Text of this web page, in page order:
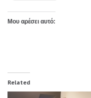
Μου αρέσει αυτό:
Related